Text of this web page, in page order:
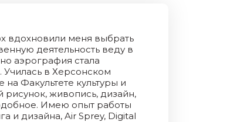
вдохновили меня выбрать
деятельность веду в
аэрография стала
в Херсонском
Факультете культуры и
рисунок, живопись, дизайн,
Имею опыт работы
и дизайна, Air Sprey, Digital